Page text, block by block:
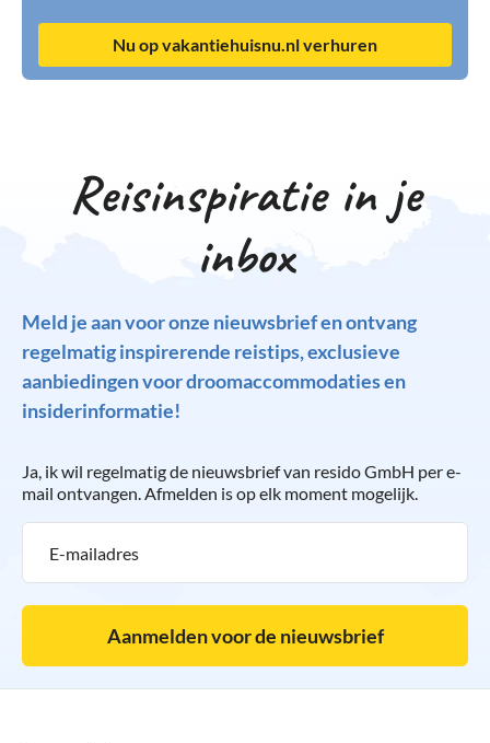
Nu op vakantiehuisnu.nl verhuren
Reisinspiratie in je
inbox
Meld je aan voor onze nieuwsbrief en ontvang
regelmatig inspirerende reistips, exclusieve
aanbiedingen voor droomaccommodaties en
insiderinformatie!
Ja, ik wil regelmatig de nieuwsbrief van resido GmbH per e-
mail ontvangen. Afmelden is op elk moment mogelijk.
Aanmelden voor de nieuwsbrief